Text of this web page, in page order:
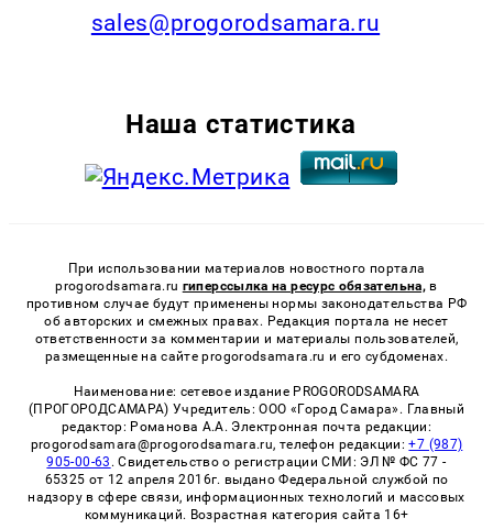
sales@progorodsamara.ru
Наша статистика
При использовании материалов новостного портала
progorodsamara.ru гиперссылка на ресурс обязательна, в
противном случае будут применены нормы законодательства РФ
об авторских и смежных правах. Редакция портала не несет
ответственности за комментарии и материалы пользователей,
размещенные на сайте progorodsamara.ru и его субдоменах.
Наименование: сетевое издание PROGORODSAMARA
(ПРОГОРОДСАМАРА) Учредитель: ООО «Город Самара». Главный
редактор: Романова А.А. Электронная почта редакции:
progorodsamara@progorodsamara.ru, телефон редакции:+7 (987)
905-00-63 . Свидетельство о регистрации СМИ: ЭЛ № ФС 77 -
65325 от 12 апреля 2016г. выдано Федеральной службой по
надзору в сфере связи, информационных технологий и массовых
коммуникаций. Возрастная категория сайта 16+